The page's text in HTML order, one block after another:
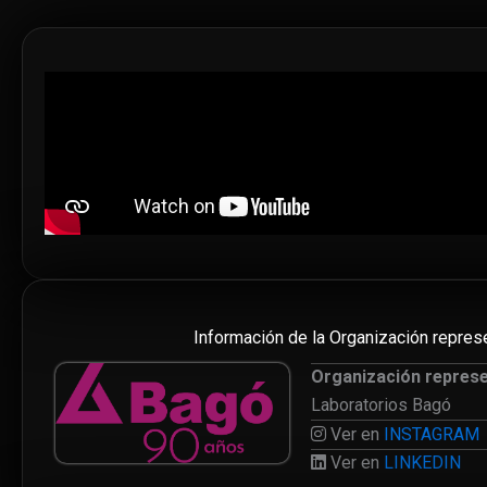
Información de la Organización
Organización
Laboratorios Bagó
Ver en INSTAGRAM
Ver en LINKEDIN